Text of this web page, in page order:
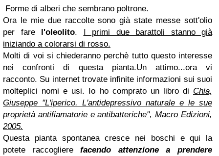
Forme di alberi che sembrano poltrone.
Ora le mie due raccolte sono già state messe sott'olio
per fare l'oleolito. I primi due barattoli stanno già
iniziando a colorarsi di rosso.
Molti di voi si chiederanno perchè tutto questo interesse
nei confronti di questa pianta.Un attimo...ora vi
racconto. Su internet trovate infinite informazioni sui suoi
molteplici nomi e usi. Io ho comprato un libro di Chia,
Giuseppe "L'iperico. L'antidepressivo naturale e le sue
proprietà antifiamatorie e antibatteriche", Macro Edizioni,
2005.
Questa pianta spontanea cresce nei boschi e qui la
potete raccoglierefacendo attenzione a prendere